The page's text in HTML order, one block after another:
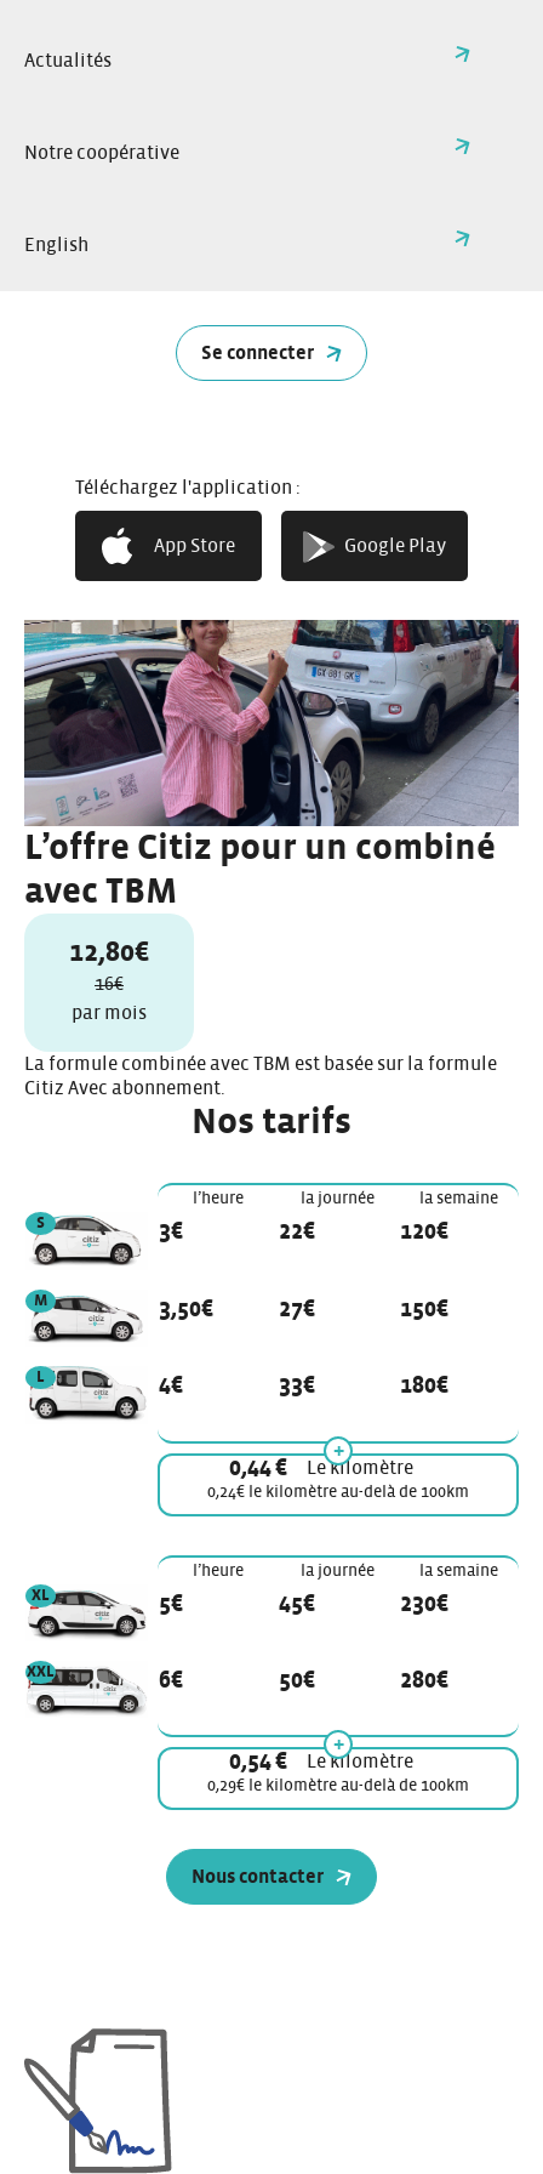
Actualités
Notre coopérative
English
Se connecter
Téléchargez l'application :
App Store Google Play
Comment bénéficier de la formule
Inscrivez-vous à Citiz, puis contactez-nous à l’issue de
les démarches dans une agence commerciale TBM.
2. Vous avez déjà un contrat Citiz
L’offre Citiz pour un combiné
avec TBM
12,80€
16€
par mois
La formule combinée avec TBM est basée sur la formule
Citiz Avec abonnement.
Nos tarifs
l’heure la journée la semaine
véhicule de modèle
S 3€ 22€ 120€
véhicule de modèle
M 3,50€ 27€ 150€
véhicule de modèle
L 4€ 33€ 180€
Le kilomètre
0,44 €
0,24€ le kilomètre au-delà de 100km
l’heure la journée la semaine
véhicule de modèle
XL 5€ 45€ 230€
véhicule de modèle
XXL 6€ 50€ 280€
Le kilomètre
0,54 €
0,29€ le kilomètre au-delà de 100km
Nous contacter